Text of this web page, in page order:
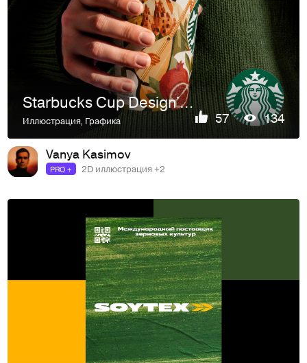
Starbucks Cup Design'26
Иллюстрация, Графика 57 134
Vanya Kasimov
PRO + 2D иллюстрация +2